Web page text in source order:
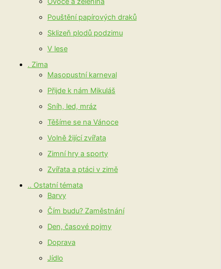
Pouštění papírových draků
Sklizeň plodů podzimu
V lese
. Zima
Masopustní karneval
Přijde k nám Mikuláš
Sníh, led, mráz
Těšíme se na Vánoce
Volně žijící zvířata
Zimní hry a sporty
Zvířata a ptáci v zimě
.. Ostatní témata
Barvy
Čím budu? Zaměstnání
Den, časové pojmy
Doprava
Jídlo